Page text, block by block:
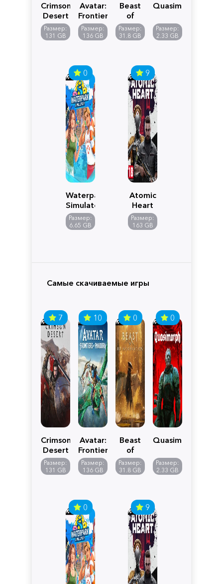
Crimson
Desert
Размер:
131 GB
Avatar:
Frontiers
of
Pandora
Размер:
136 GB
Beast
of
Reincarnation
Размер:
31.8 GB
Quasimorph
Размер:
2.33 GB
0
Waterpark
Simulator
Размер:
6.65 GB
9
Atomic
Heart
Размер:
163 GB
Самые скачиваемые игры
7
Crimson
Desert
Размер:
131 GB
10
Avatar:
Frontiers
of
Pandora
Размер:
136 GB
0
Beast
of
Reincarnation
Размер:
31.8 GB
0
Quasimorph
Размер:
2.33 GB
0 9